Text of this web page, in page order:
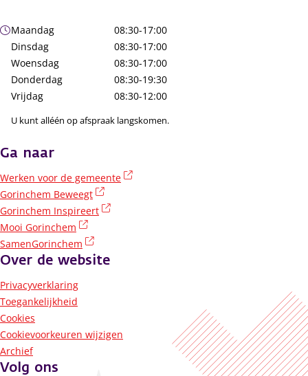
Openingstijden
Maandag
08:30-17:00
Dinsdag
08:30-17:00
Woensdag
08:30-17:00
Donderdag
08:30-19:30
Vrijdag
08:30-12:00
U kunt alléén op afspraak langskomen.
Ga naar
Werken voor de gemeente
Gorinchem Beweegt
Gorinchem Inspireert
Mooi Gorinchem
SamenGorinchem
Over de website
Privacyverklaring
Toegankelijkheid
Cookies
Cookievoorkeuren wijzigen
Archief
Volg ons